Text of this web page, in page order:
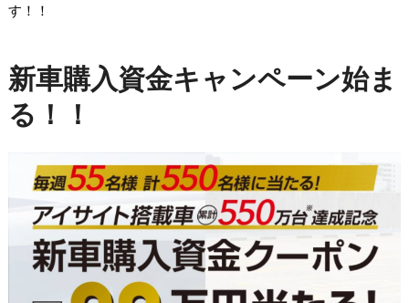
す！！
新車購入資金キャンペーン始ま
る！！